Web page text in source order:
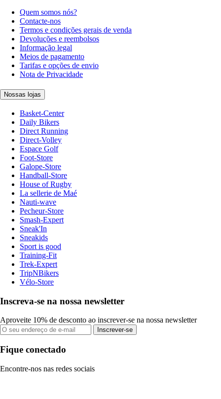
Quem somos nós?
Contacte-nos
Termos e condições gerais de venda
Devoluções e reembolsos
Informação legal
Meios de pagamento
Tarifas e opções de envio
Nota de Privacidade
Nossas lojas
Basket-Center
Daily Bikers
Direct Running
Direct-Volley
Espace Golf
Foot-Store
Galope-Store
Handball-Store
House of Rugby
La sellerie de Maé
Nauti-wave
Pecheur-Store
Smash-Expert
Sneak'In
Sneakids
Sport is good
Training-Fit
Trek-Expert
TripNBikers
Vélo-Store
Inscreva-se na nossa newsletter
Aproveite 10% de desconto ao inscrever-se na nossa newsletter
Inscrever-se
Fique conectado
Encontre-nos nas redes sociais